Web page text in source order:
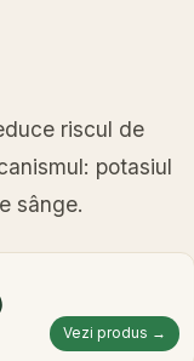
riscul de
potasiul
sânge.
Vezi produs →